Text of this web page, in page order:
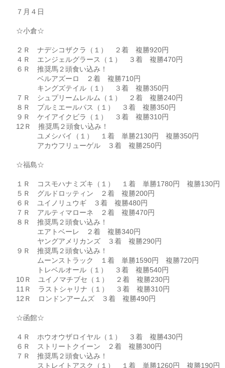
７月４日
☆小倉☆
２Ｒ ナデシコザクラ（１） ２着 複勝920円
４Ｒ エンジェルグラース（１） ３着 複勝470円
６Ｒ 推奨馬２頭食い込み！
ベルアズーロ ２着 複勝710円
キングズテイル（１） ３着 複勝350円
７Ｒ シュプリームレルム（１） ２着 複勝240円
８Ｒ プルミエールパス（１） ３着 複勝350円
９Ｒ ケイアイクビラ（１） ３着 複勝310円
12Ｒ 推奨馬２頭食い込み！
ユメシバイ（１） １着 単勝2130円 複勝350円
アカウフリューゲル ３着 複勝250円
☆福島☆
１Ｒ コスモハナミズキ（１） １着 単勝1780円 複勝130円
５Ｒ グルドロッティン ２着 複勝200円
６Ｒ ユイノリュウギ ３着 複勝480円
７Ｒ アルティマローネ ２着 複勝470円
８Ｒ 推奨馬２頭食い込み！
エアトベーレ ２着 複勝340円
ヤングアメリカンズ ３着 複勝290円
９Ｒ 推奨馬２頭食い込み！
ムーンストラック １着 単勝1590円 複勝720円
トレベルオール（１） ３着 複勝540円
10Ｒ ユイノマチブセ（１） ２着 複勝230円
11Ｒ ラストシャリナ（１） ３着 複勝310円
12Ｒ ロンドンアームズ ３着 複勝490円
☆函館☆
４Ｒ ホウオウザロイヤル（１） ３着 複勝430円
６Ｒ ストリートクイーン ２着 複勝300円
７Ｒ 推奨馬２頭食い込み！
ストレイトアスク（１） １着 単勝1260円 複勝190円